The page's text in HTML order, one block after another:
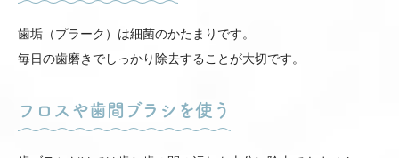
歯垢（プラーク）は細菌のかたまりです。
毎日の歯磨きでしっかり除去することが大切です。
フロスや歯間ブラシを使う